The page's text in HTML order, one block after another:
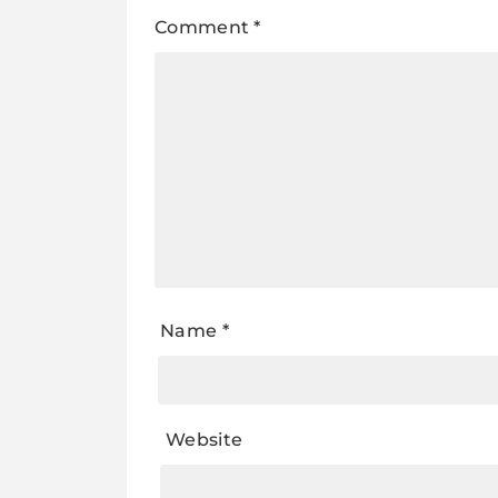
Comment*
Name *
Website